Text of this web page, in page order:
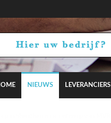
NIEUWS LEVERANCIERS